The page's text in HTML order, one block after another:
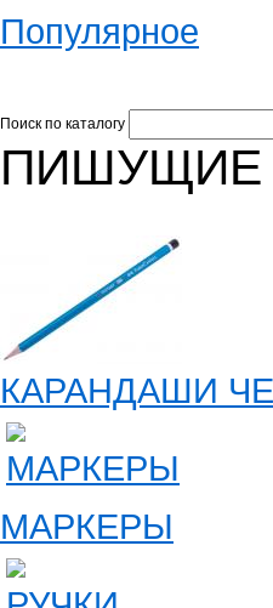
Популярное
Поиск по каталогу
ПИШУЩИЕ
КАРАНДАШИ
МАРКЕРЫ